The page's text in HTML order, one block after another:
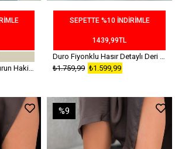
Will Kemerli Yuvarlak Burun Hakiki Süet Deri Babet Kahverengi
SEPETTE %10 İNDİRİMLE
1439,99TL
Duro Fiyonklu Hasır Detaylı Deri Babet Siyah
₺1.599,99
₺1.759,99
%9